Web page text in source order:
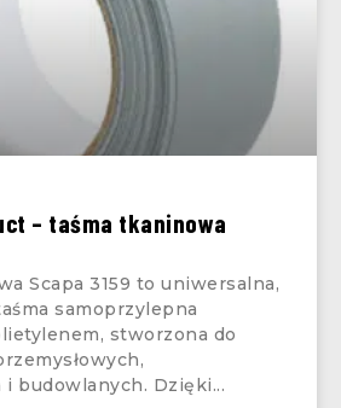
– taśma tkaninowa
Scapa 3159 to uniwersalna,
samoprzylepna
stworzona do
budowlanych. Dzięki